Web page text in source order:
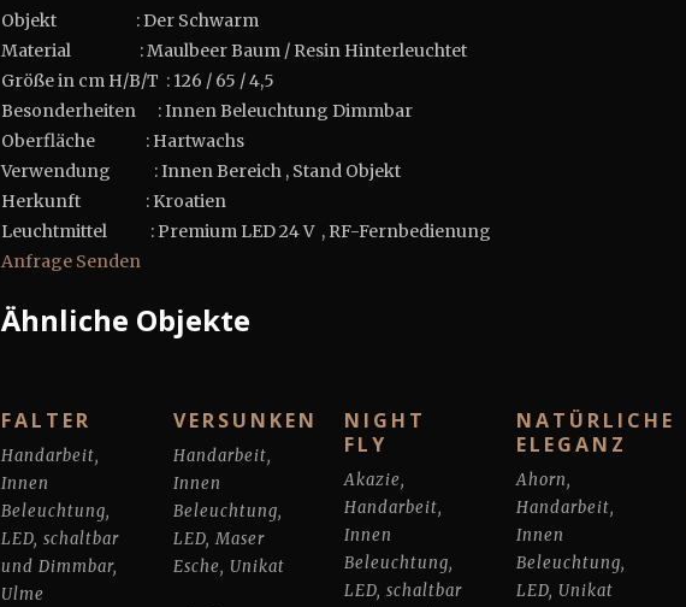
Objekt : Der Schwarm
Material : Maulbeer Baum / Resin Hinterleuchtet
Größe in cm H/B/T : 126 / 65 / 4,5
Besonderheiten : Innen Beleuchtung Dimmbar
Oberfläche : Hartwachs
Verwendung : Innen Bereich , Stand Objekt
Herkunft : Kroatien
Leuchtmittel : Premium LED 24 V , RF-Fernbedienung
Anfrage Senden
Ähnliche Objekte
FALTER
Handarbeit,
Innen
Beleuchtung,
LED, schaltbar
und Dimmbar,
Ulme
VERSUNKEN
Handarbeit,
Innen
Beleuchtung,
LED, Maser
Esche, Unikat
NIGHT
FLY
Akazie,
Handarbeit,
Innen
Beleuchtung,
LED, schaltbar
NATÜRLICHE
ELEGANZ
Ahorn,
Handarbeit,
Innen
Beleuchtung,
LED, Unikat